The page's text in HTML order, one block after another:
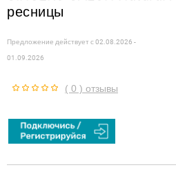
ресницы
Предложение действует с02.08.2026 -
01.09.2026
( 0 ) отзывы